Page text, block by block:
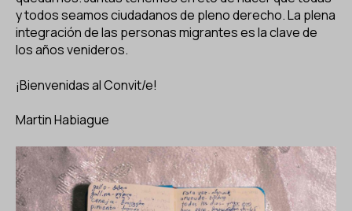
y todos seamos ciudadanos de pleno derecho. La plena
integración de las personas migrantes es la clave de
los años venideros.
¡Bienvenidas al Convit/e!
Martin Habiague